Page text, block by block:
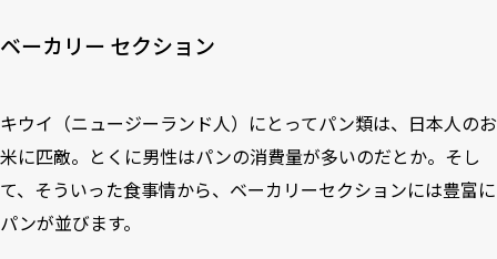
ベーカリー セクション
キウイ（ニュージーランド人）にとってパン類は、日本人のお
米に匹敵。とくに男性はパンの消費量が多いのだとか。そし
て、そういった食事情から、ベーカリーセクションには豊富に
パンが並びます。